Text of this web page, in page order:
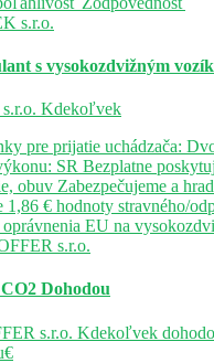
s vysokozdvižným
Kdekoľvek
pre prijatie uchádzača:
SR Bezplatne
obuv Zabezpečujeme a
1,86 € hodnoty stravného/
oprávnenia EU na
Dohodou
s.r.o. Kdekoľvek